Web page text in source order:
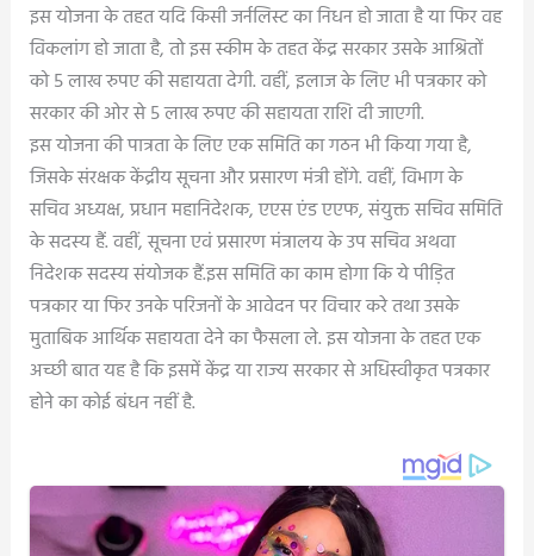
इस योजना के तहत यदि किसी जर्नलिस्ट का निधन हो जाता है या फिर वह
विकलांग हो जाता है, तो इस स्कीम के तहत केंद्र सरकार उसके आश्रितों
को 5 लाख रुपए की सहायता देगी. वहीं, इलाज के लिए भी पत्रकार को
सरकार की ओर से 5 लाख रुपए की सहायता राशि दी जाएगी.
इस योजना की पात्रता के लिए एक समिति का गठन भी किया गया है,
जिसके संरक्षक केंद्रीय सूचना और प्रसारण मंत्री होंगे. वहीं, विभाग के
सचिव अध्यक्ष, प्रधान महानिदेशक, एएस एंड एएफ, संयुक्त सचिव समिति
के सदस्य हैं. वहीं, सूचना एवं प्रसारण मंत्रालय के उप सचिव अथवा
निदेशक सदस्य संयोजक हैं.इस समिति का काम होगा कि ये पीड़ित
पत्रकार या फिर उनके परिजनों के आवेदन पर विचार करे तथा उसके
मुताबिक आर्थिक सहायता देने का फैसला ले. इस योजना के तहत एक
अच्छी बात यह है कि इसमें केंद्र या राज्य सरकार से अधिस्वीकृत पत्रकार
होने का कोई बंधन नहीं है.